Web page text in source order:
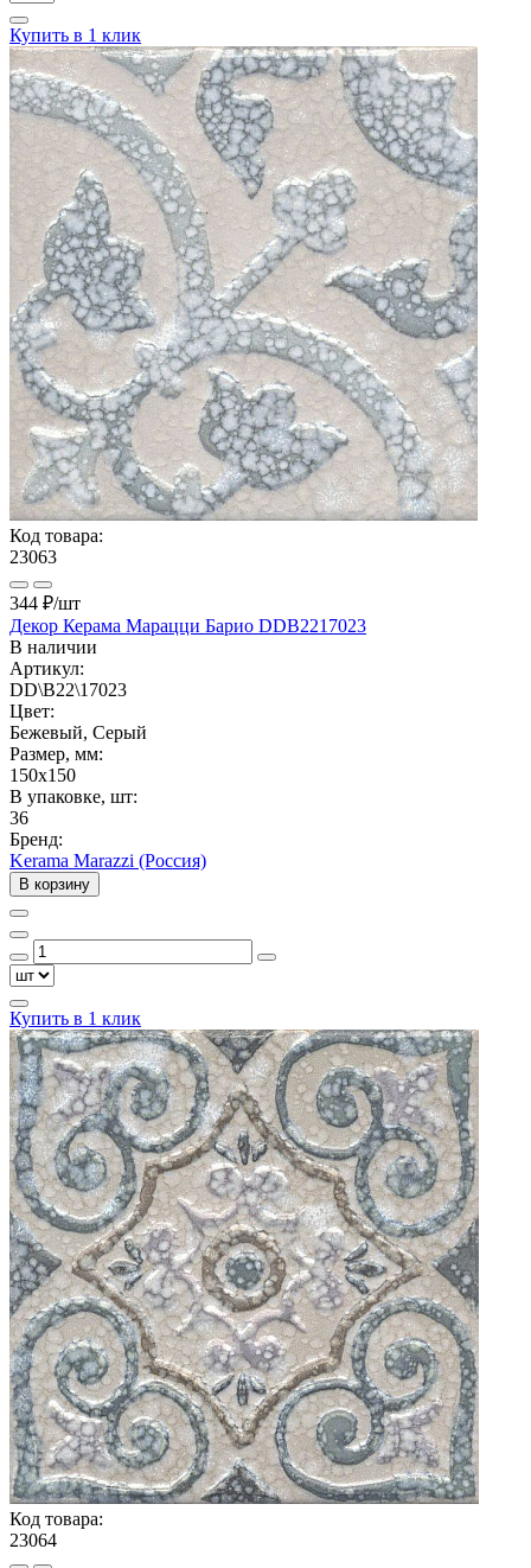
Купить в 1 клик
Код товара:
23063
344 ₽/шт
Декор Керама Марацци Барио DDB2217023
В наличии
Артикул:
DD\B22\17023
Цвет:
Бежевый, Серый
Размер, мм:
150x150
В упаковке, шт:
36
Бренд:
Kerama Marazzi (Россия)
В корзину
Купить в 1 клик
Код товара:
23064